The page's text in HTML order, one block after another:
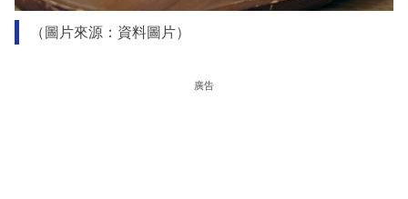
（圖片來源：資料圖片）
廣告